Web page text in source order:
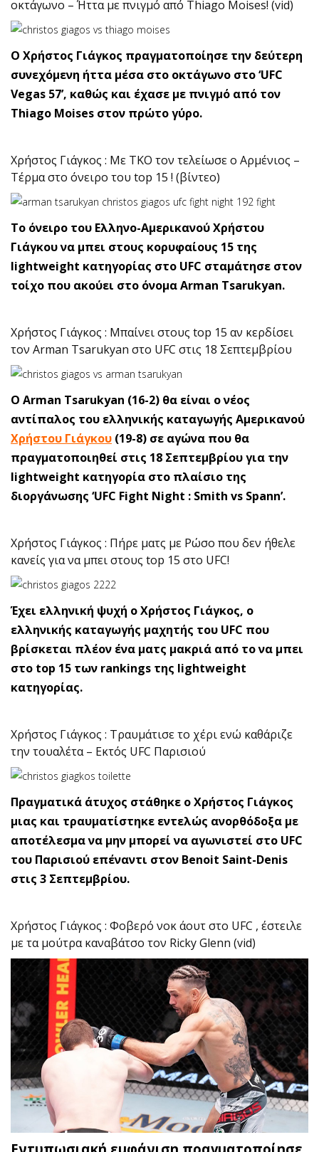
οκτάγωνο – Ήττα με πνιγμό από Thiago Moises! (vid)
Ο Χρήστος Γιάγκος πραγματοποίησε την δεύτερη
συνεχόμενη ήττα μέσα στο οκτάγωνο στο ‘UFC
Vegas 57’, καθώς και έχασε με πνιγμό από τον
Thiago Moises στον πρώτο γύρο.
Χρήστος Γιάγκος : Με ΤΚΟ τον τελείωσε ο Αρμένιος –
Τέρμα στο όνειρο του top 15 ! (βίντεο)
Το όνειρο του Ελληνο-Αμερικανού Χρήστου
Γιάγκου να μπει στους κορυφαίους 15 της
lightweight κατηγορίας στο UFC σταμάτησε στον
τοίχο που ακούει στο όνομα Arman Tsarukyan.
Χρήστος Γιάγκος : Μπαίνει στους top 15 αν κερδίσει
τον Arman Tsarukyan στο UFC στις 18 Σεπτεμβρίου
O Arman Tsarukyan (16-2) θα είναι ο νέος
αντίπαλος του ελληνικής καταγωγής Αμερικανού
Χρήστου Γιάγκου (19-8) σε αγώνα που θα
πραγματοποιηθεί στις 18 Σεπτεμβρίου για την
lightweight κατηγορία στο πλαίσιο της
διοργάνωσης ‘UFC Fight Night : Smith vs Spann’.
Χρήστος Γιάγκος : Πήρε ματς με Ρώσο που δεν ήθελε
κανείς για να μπει στους top 15 στο UFC!
Έχει ελληνική ψυχή ο Χρήστος Γιάγκος, ο
ελληνικής καταγωγής μαχητής του UFC που
βρίσκεται πλέον ένα ματς μακριά από το να μπει
στο top 15 των rankings της lightweight
κατηγορίας.
Χρήστος Γιάγκος : Τραυμάτισε το χέρι ενώ καθάριζε
την τουαλέτα – Εκτός UFC Παρισιού
Πραγματικά άτυχος στάθηκε ο Χρήστος Γιάγκος
μιας και τραυματίστηκε εντελώς ανορθόδοξα με
αποτέλεσμα να μην μπορεί να αγωνιστεί στο UFC
του Παρισιού επέναντι στον Benoit Saint-Denis
στις 3 Σεπτεμβρίου.
Χρήστος Γιάγκος : Φοβερό νοκ άουτ στο UFC , έστειλε
με τα μούτρα καναβάτσο τον Ricky Glenn (vid)